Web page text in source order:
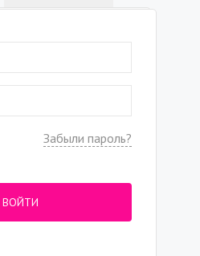
Забыли пароль?
ВОЙТИ